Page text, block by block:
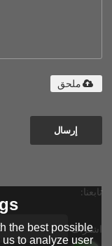
ملحق
إرسال
تابعنا:
اشتراك
the best possible
to analyze user